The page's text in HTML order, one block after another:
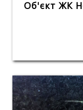
Об'єкт ЖК